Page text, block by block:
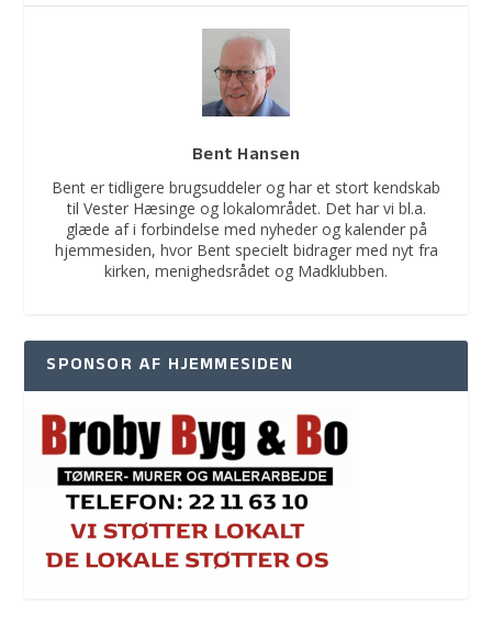
Bent Hansen
Bent er tidligere brugsuddeler og har et stort kendskab
til Vester Hæsinge og lokalområdet. Det har vi bl.a.
glæde af i forbindelse med nyheder og kalender på
hjemmesiden, hvor Bent specielt bidrager med nyt fra
kirken, menighedsrådet og Madklubben.
SPONSOR AF HJEMMESIDEN